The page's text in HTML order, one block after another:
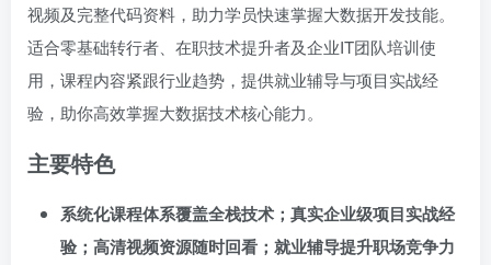
视频及完整代码资料，助力学员快速掌握大数据开发技能。
适合零基础转行者、在职技术提升者及企业IT团队培训使
用，课程内容紧跟行业趋势，提供就业辅导与项目实战经
验，助你高效掌握大数据技术核心能力。
主要特色
系统化课程体系覆盖全栈技术；真实企业级项目实战经
验；高清视频资源随时回看；就业辅导提升职场竞争力